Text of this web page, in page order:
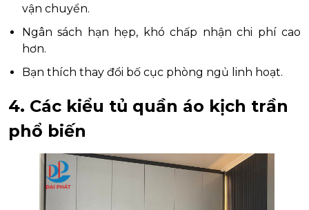
vận chuyển.
Ngân sách hạn hẹp, khó chấp nhận chi phí cao
hơn.
Bạn thích thay đổi bố cục phòng ngủ linh hoạt.
4. Các kiểu tủ quần áo kịch trần
phổ biến